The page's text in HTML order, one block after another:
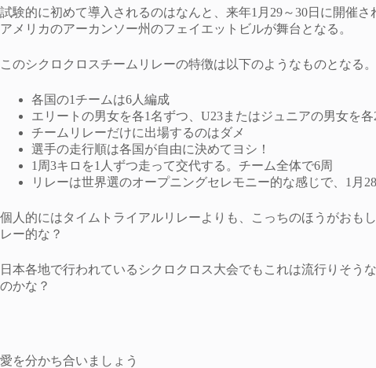
試験的に初めて導入されるのはなんと、来年1月29～30日に開催
アメリカのアーカンソー州のフェイエットビルが舞台となる。
このシクロクロスチームリレーの特徴は以下のようなものとなる。
各国の1チームは6人編成
エリートの男女を各1名ずつ、U23またはジュニアの男女を各
チームリレーだけに出場するのはダメ
選手の走行順は各国が自由に決めてヨシ！
1周3キロを1人ずつ走って交代する。チーム全体で6周
リレーは世界選のオープニングセレモニー的な感じで、1月
個人的にはタイムトライアルリレーよりも、こっちのほうがおも
レー的な？
日本各地で行われているシクロクロス大会でもこれは流行りそう
のかな？
愛を分かち合いましょう